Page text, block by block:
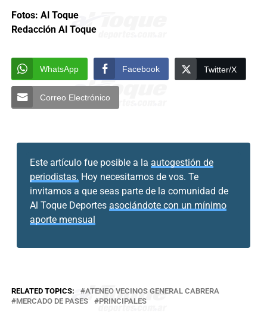
Fotos: Al Toque
Redacción Al Toque
WhatsApp Facebook Twitter/X
Correo Electrónico
Este artículo fue posible a la autogestión de
periodistas. Hoy necesitamos de vos. Te
invitamos a que seas parte de la comunidad de
Al Toque Deportes asociándote con un mínimo
aporte mensual
RELATED TOPICS:
ATENEO VECINOS GENERAL CABRERA
MERCADO DE PASES
PRINCIPALES